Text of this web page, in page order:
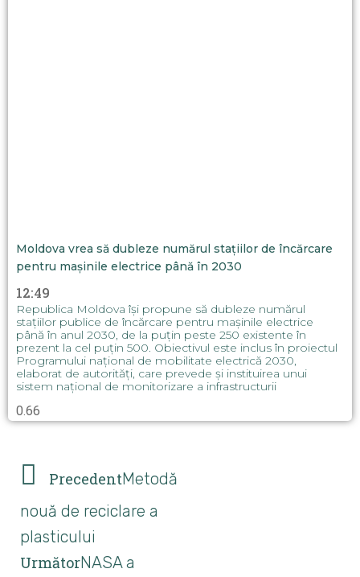
Moldova vrea să dubleze numărul stațiilor de încărcare
pentru mașinile electrice până în 2030
12:49
Republica Moldova își propune să dubleze numărul
stațiilor publice de încărcare pentru mașinile electrice
până în anul 2030, de la puțin peste 250 existente în
prezent la cel puțin 500. Obiectivul este inclus în proiectul
Programului național de mobilitate electrică 2030,
elaborat de autorități, care prevede și instituirea unui
sistem național de monitorizare a infrastructurii
PrecedentMetodă
nouă de reciclare a
plasticului
UrmătorNASA a